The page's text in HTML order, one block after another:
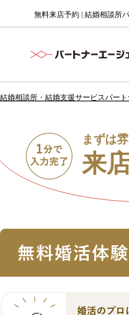
無料来店予約 | 結婚相談所
結婚相談所・結婚支援サービスパー
まずは
来